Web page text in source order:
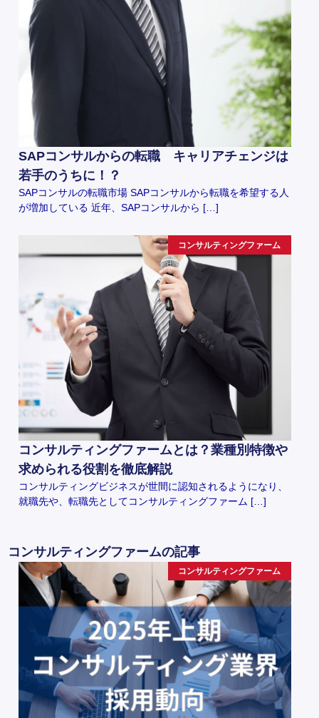
SAPコンサルからの転職 キャリアチェンジは
若手のうちに！？
SAPコンサルの転職市場 SAPコンサルから転職を希望する人
が増加している 近年、SAPコンサルから […]
コンサルティングファーム
コンサルティングファームとは？業種別特徴や
求められる役割を徹底解説
コンサルティングビジネスが世間に認知されるようになり、
就職先や、転職先としてコンサルティングファーム […]
コンサルティングファームの記事
コンサルティングファーム